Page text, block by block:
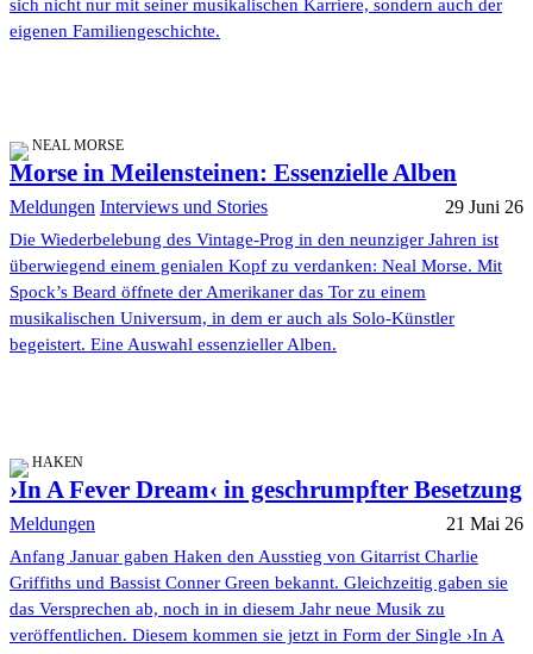
sich nicht nur mit seiner musikalischen Karriere, sondern auch der
eigenen Familiengeschichte.
NEAL MORSE
Morse in Meilensteinen: Essenzielle Alben
Meldungen Interviews und Stories 29 Juni 26
Die Wiederbelebung des Vintage-Prog in den neunziger Jahren ist
überwiegend einem genialen Kopf zu verdanken: Neal Morse. Mit
Spock’s Beard öffnete der Amerikaner das Tor zu einem
musikalischen Universum, in dem er auch als Solo-Künstler
begeistert. Eine Auswahl essenzieller Alben.
HAKEN
›In A Fever Dream‹ in geschrumpfter Besetzung
Meldungen 21 Mai 26
Anfang Januar gaben Haken den Ausstieg von Gitarrist Charlie
Griffiths und Bassist Conner Green bekannt. Gleichzeitig gaben sie
das Versprechen ab, noch in in diesem Jahr neue Musik zu
veröffentlichen. Diesem kommen sie jetzt in Form der Single ›In A